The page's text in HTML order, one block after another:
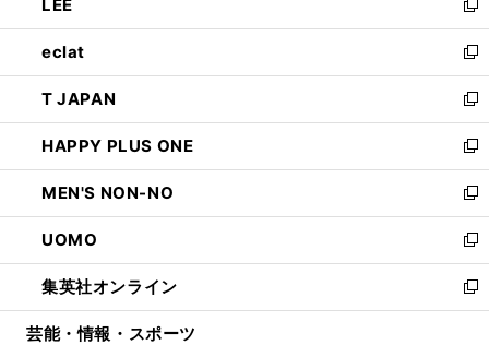
く
で
開
く
ド
ウ
で
開
く
ィ
ン
ド
ウ
で
開
く
い
ウ
ィ
ン
ド
ウ
で
開
く
LEE
新
し
い
ウ
ィ
ン
ド
ウ
で
開
く
eclat
新
し
い
ウ
ィ
ン
ド
ウ
で
開
く
T JAPAN
新
し
い
ウ
ィ
ン
ド
ウ
で
開
HAPPY PLUS ONE
新
し
い
ウ
ィ
ン
ド
ウ
MEN'S NON-NO
新
し
い
ウ
ィ
ン
UOMO
新
し
い
ウ
集英社オンライン
新
し
芸能・情報・スポーツ